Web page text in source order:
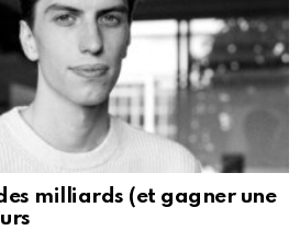
milliards (et gagner une